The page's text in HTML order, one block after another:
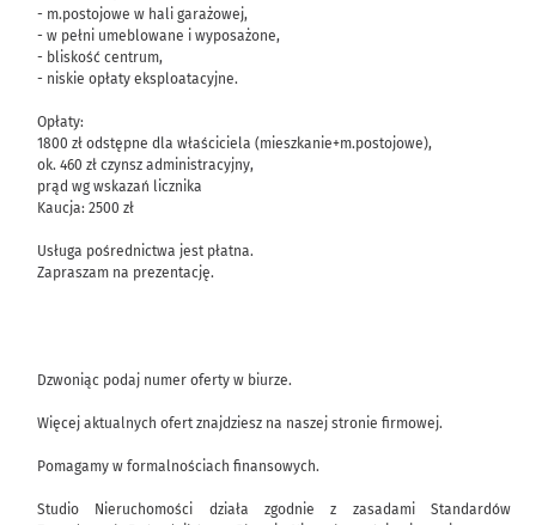
- m.postojowe w hali garażowej,
- w pełni umeblowane i wyposażone,
- bliskość centrum,
- niskie opłaty eksploatacyjne.
Opłaty:
1800 zł odstępne dla właściciela (mieszkanie+m.postojowe),
ok. 460 zł czynsz administracyjny,
prąd wg wskazań licznika
Kaucja: 2500 zł
Usługa pośrednictwa jest płatna.
Zapraszam na prezentację.
Dzwoniąc podaj numer oferty w biurze.
Więcej aktualnych ofert znajdziesz na naszej stronie firmowej.
Pomagamy w formalnościach finansowych.
Studio Nieruchomości działa zgodnie z zasadami Standardów